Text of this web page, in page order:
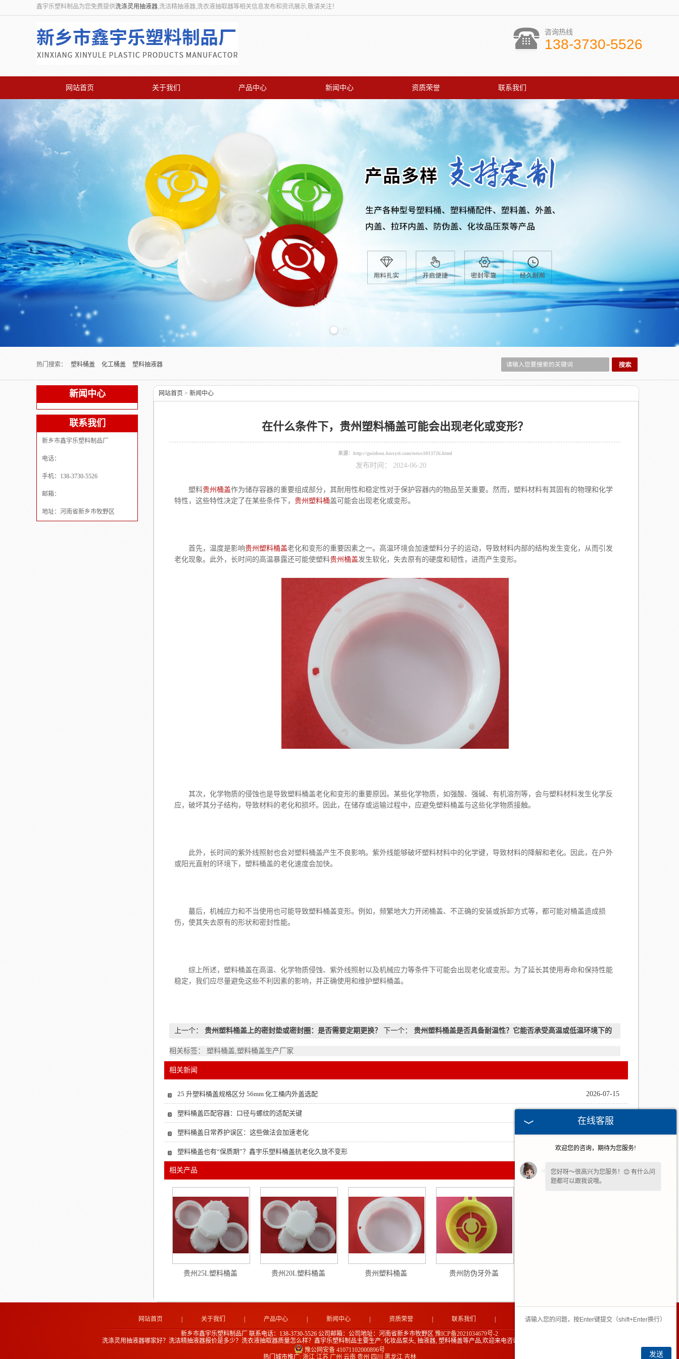
鑫宇乐塑料制品为您免费提供洗涤灵用抽液器,洗洁精抽液器,洗衣液抽取器等相关信息发布和资讯展示,敬请关注！
咨询热线
138-3730-5526
网站首页 关于我们 产品中心 新闻中心 资质荣誉 联系我们
热门搜索：
塑料桶盖 化工桶盖 塑料抽液器
新闻中心
联系我们
新乡市鑫宇乐塑料制品厂
电话：
手机：138-3730-5526
邮箱：
地址：河南省新乡市牧野区
网站首页 > 新闻中心
在什么条件下，贵州塑料桶盖可能会出现老化或变形？
来源： http://guizhou.hnxysl.com/news1013726.html
发布时间： 2024-06-20
塑料贵州桶盖作为储存容器的重要组成部分，其耐用性和稳定性对于保护容器内的物品至关重要。然而，塑料材料有其固有的物理和化学
特性，这些特性决定了在某些条件下， 贵州塑料桶盖可能会出现老化或变形。
首先，温度是影响贵州塑料桶盖老化和变形的重要因素之一。高温环境会加速塑料分子的运动，导致材料内部的结构发生变化，从而引发
老化现象。此外，长时间的高温暴露还可能使塑料贵州桶盖发生软化，失去原有的硬度和韧性，进而产生变形。
其次，化学物质的侵蚀也是导致塑料桶盖老化和变形的重要原因。某些化学物质，如强酸、强碱、有机溶剂等，会与塑料材料发生化学反
应，破坏其分子结构，导致材料的老化和损坏。因此，在储存或运输过程中，应避免塑料桶盖与这些化学物质接触。
此外，长时间的紫外线照射也会对塑料桶盖产生不良影响。紫外线能够破坏塑料材料中的化学键，导致材料的降解和老化。因此，在户外
或阳光直射的环境下，塑料桶盖的老化速度会加快。
蕞后，机械应力和不当使用也可能导致塑料桶盖变形。例如，频繁地大力开闭桶盖、不正确的安装或拆卸方式等，都可能对桶盖造成损
伤，使其失去原有的形状和密封性能。
综上所述，塑料桶盖在高温、化学物质侵蚀、紫外线照射以及机械应力等条件下可能会出现老化或变形。为了延长其使用寿命和保持性能
稳定，我们应尽量避免这些不利因素的影响，并正确使用和维护塑料桶盖。
上一个： 贵州塑料桶盖上的密封垫或密封圈：是否需要定期更换？ 下一个：
贵州塑料桶盖是否具备耐温性？它能否承受高温或低温环境下的
使用？
相关标签： 塑料桶盖,塑料桶盖生产厂家
相关新闻
2026-07-15
25 升塑料桶盖规格区分 56mm 化工桶内外盖选配
塑料桶盖匹配容器：口径与螺纹的适配关键
塑料桶盖日常养护误区：这些做法会加速老化
2026-03-19
塑料桶盖也有“保质期”？鑫宇乐塑料桶盖抗老化久放不变形
相关产品
贵州25L塑料桶盖 贵州20L塑料桶盖 贵州塑料桶盖 贵州防伪牙外盖
网站首页 关于我们 产品中心 新闻中心 资质荣誉 联系我们 网站地图 |
新乡市鑫宇乐塑料制品厂 联系电话：138-3730-5526 公司邮箱： 公司地址：河南省新乡市牧野区 豫ICP备2021034679号-2
洗涤灵用抽液器哪家好？洗洁精抽液器报价是多少？洗衣液抽取器质量怎么样？鑫宇乐塑料制品主要生产: 化妆品泵头, 抽液器, 塑料桶盖等产品,欢迎来电咨询!
豫公网安备 41071102000896号
热门城市推广: 浙江 江苏 广州 云南 贵州 四川 黑龙江 吉林
在线客服
欢迎您的咨询，期待为您服务!
您好呀～很高兴为您服务！😊 有什么问
题都可以跟我说哦。
发送